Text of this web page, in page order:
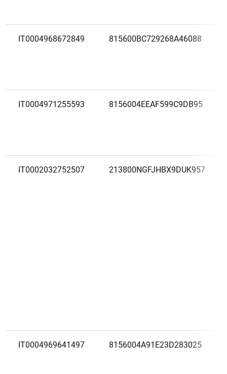
IT0004968672849 815600BC729268A46088
IT0004971255593 8156004EEAF599C9DB95
IT0002032752507 213800NGFJHBX9DUK957
IT0004969641497 8156004A91E23D283025